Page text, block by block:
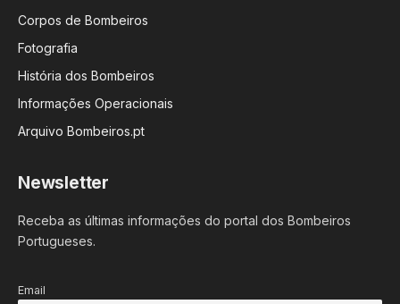
Corpos de Bombeiros
Fotografia
História dos Bombeiros
Informações Operacionais
Arquivo Bombeiros.pt
Newsletter
Receba as últimas informações do portal dos Bombeiros
Portugueses.
Email